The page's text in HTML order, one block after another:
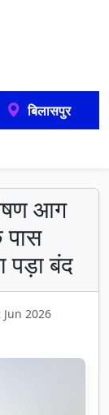
बिलासपुर
आग
पड़ा बंद
2026